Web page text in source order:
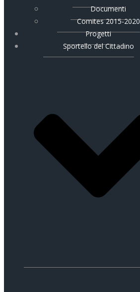
Documenti
Comites 2015-2020
Progetti
Sportello del Cittadino